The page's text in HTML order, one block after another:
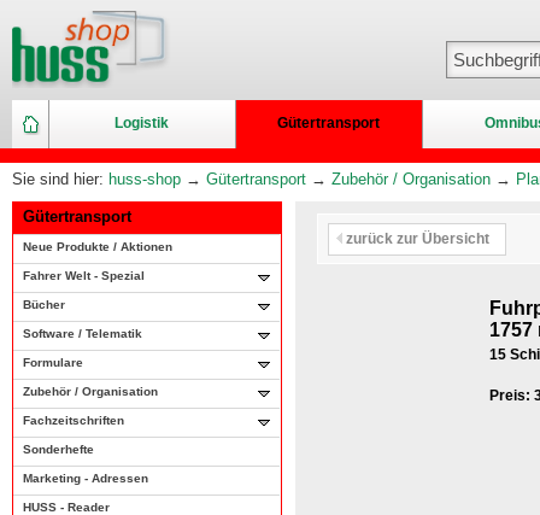
Logistik Gütertransport
Sie sind hier: huss-shop → Gütertransport → Zubehör / Organisation →
Gütertransport
Neue Produkte / Aktionen
Fahrer Welt - Spezial
Bücher
Software / Telematik
Formulare
Zubehör / Organisation
Fachzeitschriften
Sonderhefte
Marketing - Adressen
HUSS - Reader
zurück zur Übersicht
1757
15
Preis: